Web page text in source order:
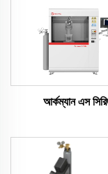
আর্কম্যান এস